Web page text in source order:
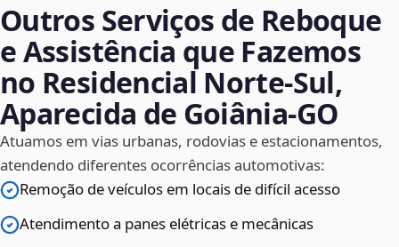
Outros Serviços de Reboque
e Assistência que Fazemos
no Residencial Norte-Sul,
Aparecida de Goiânia‑GO
Atuamos em vias urbanas, rodovias e estacionamentos,
atendendo diferentes ocorrências automotivas:
Remoção de veículos em locais de difícil acesso
Atendimento a panes elétricas e mecânicas